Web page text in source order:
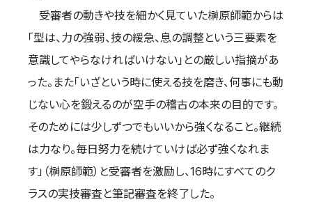
試合規則
入門のご案内
青少年部・保護者の方へ
一般の部・壮年部の方
会員制度
取材のお申し込み
受審者の動きや技を細かく見ていた榊原師範からは
「型は、力の強弱、技の緩急、息の調整という三要素を
意識してやらなければいけない」との厳しい指摘があ
った。また「いざという時に使える技を磨き、何事にも動
じない心を鍛えるのが空手の稽古の本来の目的です。
そのためには少しずつでもいいから強くなること。継続
は力なり。毎日努力を続けていけば必ず強くなれま
す」（榊原師範）と受審者を激励し、16時にすべてのク
ラスの実技審査と筆記審査を終了した。